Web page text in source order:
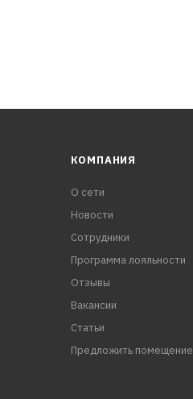
КОМПАНИЯ
О сети
Новости
Сотрудники
Программа лояльности
Отзывы
Вакансии
Статьи
Предложить помещение